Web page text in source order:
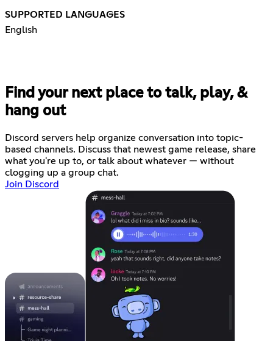
SUPPORTED LANGUAGES
English
Find your next place to talk, play, &
hang out
Discord servers help organize conversation into topic-
based channels. Discuss that newest game release, share
what you're up to, or talk about whatever — without
clogging up a group chat.
Join Discord